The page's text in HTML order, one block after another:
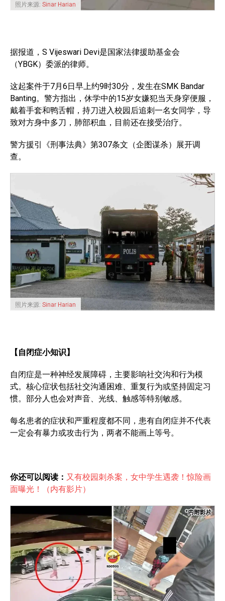
照片来源: Sinar Harian
据报道，S Vijeswari Devi是国家法律援助基金会
（YBGK）委派的律师。
这起案件于7月6日早上约9时30分，发生在SMK Bandar
Banting。警方指出，休学中的15岁女嫌犯当天身穿便服，
戴着手套和鸭舌帽，持刀进入校园后追刺一名女同学，导
致对方身中多刀，肺部积血，目前还在接受治疗。
警方援引《刑事法典》第307条文（企图谋杀）展开调
查。
照片来源: Sinar Harian
【自闭症小知识】
自闭症是一种神经发展障碍，主要影响社交沟和行为模
式。核心症状包括社交沟通困难、重复行为或坚持固定习
惯。部分人也会对声音、光线、触感等特别敏感。
每名患者的症状和严重程度都不同，患有自闭症并不代表
一定会有暴力或攻击行为，两者不能画上等号。
你还可以阅读： 又有校园刺杀案，女中学生遇袭！惊险画
面曝光！（内有影片）